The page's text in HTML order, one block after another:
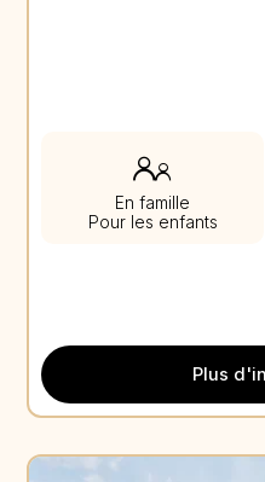
En famille
Pour les enfants
Plus